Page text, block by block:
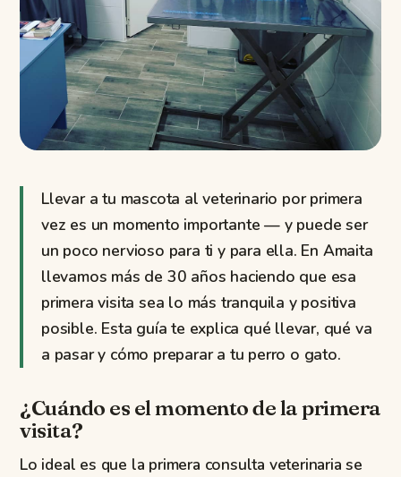
Llevar a tu mascota al veterinario por primera
vez es un momento importante — y puede ser
un poco nervioso para ti y para ella. En Amaita
llevamos más de 30 años haciendo que esa
primera visita sea lo más tranquila y positiva
posible. Esta guía te explica qué llevar, qué va
a pasar y cómo preparar a tu perro o gato.
¿Cuándo es el momento de la primera
visita?
Lo ideal es que la primera consulta veterinaria se